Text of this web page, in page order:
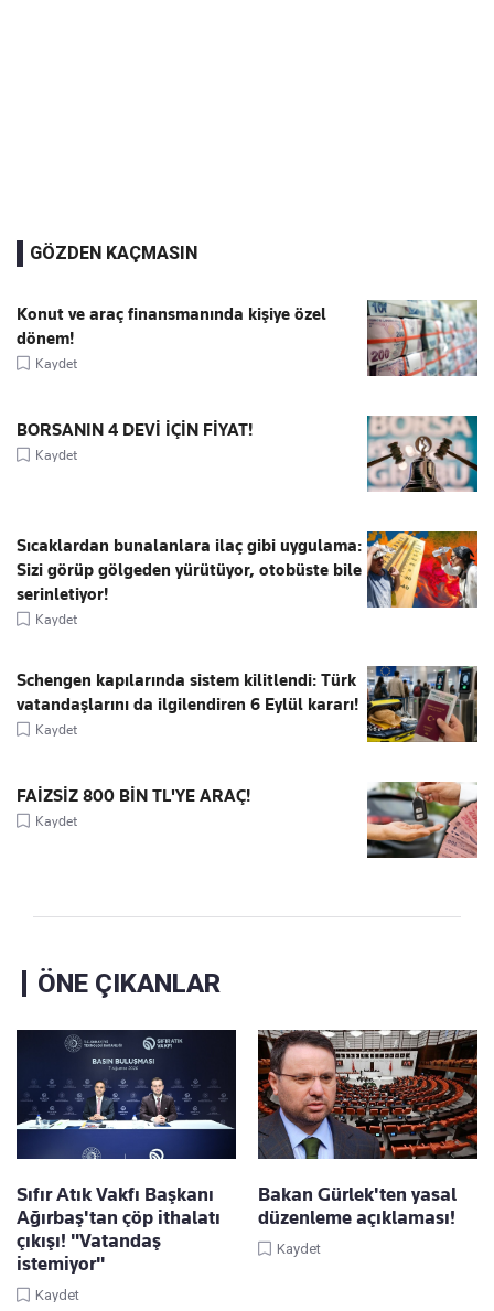
GÖZDEN KAÇMASIN
Konut ve araç finansmanında kişiye özel
dönem!
Kaydet
BORSANIN 4 DEVİ İÇİN FİYAT!
Kaydet
Sıcaklardan bunalanlara ilaç gibi uygulama:
Sizi görüp gölgeden yürütüyor, otobüste bile
serinletiyor!
Kaydet
Schengen kapılarında sistem kilitlendi: Türk
vatandaşlarını da ilgilendiren 6 Eylül kararı!
Kaydet
FAİZSİZ 800 BİN TL'YE ARAÇ!
Kaydet
ÖNE ÇIKANLAR
Sıfır Atık Vakfı Başkanı
Ağırbaş'tan çöp ithalatı
çıkışı! "Vatandaş
istemiyor"
Kaydet
Bakan Gürlek'ten yasal
düzenleme açıklaması!
Kaydet